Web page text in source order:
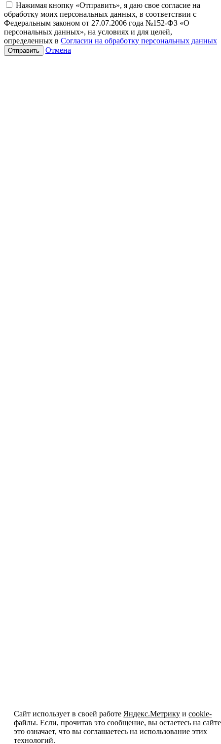
Нажимая кнопку «Отправить», я даю свое согласие на
обработку моих персональных данных, в соответствии с
Федеральным законом от 27.07.2006 года №152-ФЗ «О
персональных данных», на условиях и для целей,
определенных в Согласии на обработку персональных данных
Отмена
Сайт использует в своей работе Яндекс.Метрику иcookie-
файлы. Если, прочитав это сообщение, вы остаетесь на
это означает, что вы соглашаетесь на использование этих
технологий.